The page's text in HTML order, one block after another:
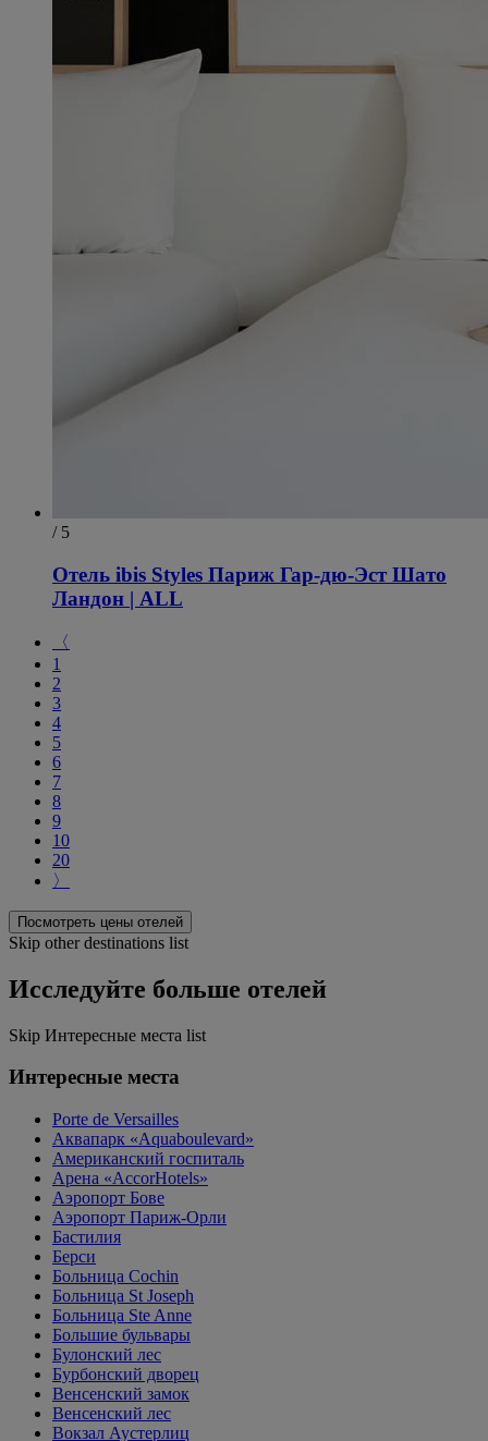
/ 5
Отель ibis Styles Париж Гар-дю-Эст Шато
Ландон | ALL
〈
1
2
3
4
5
6
7
8
9
10
20
〉
Посмотреть цены отелей
Skip other destinations list
Исследуйте больше отелей
Skip Интересные места list
Интересные места
Porte de Versailles
Аквапарк «Aquaboulevard»
Американский госпиталь
Арена «AccorHotels»
Аэропорт Бове
Аэропорт Париж-Орли
Бастилия
Берси
Больница Cochin
Больница St Joseph
Больница Ste Anne
Большие бульвары
Булонский лес
Бурбонский дворец
Венсенский замок
Венсенский лес
Вокзал Аустерлиц